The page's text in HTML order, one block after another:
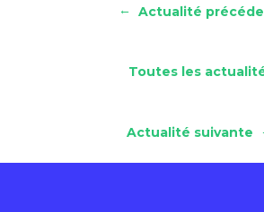
← Actualité
Toutes les
Actualité suivante